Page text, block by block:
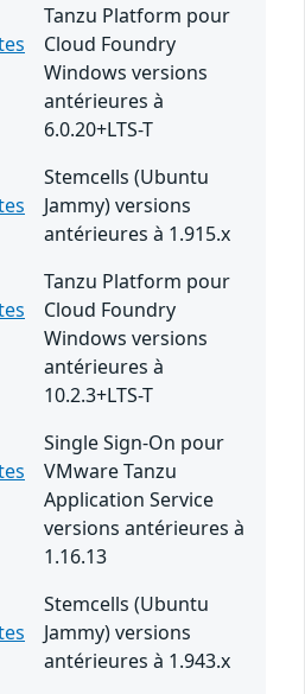
Tanzu Platform pour
Cloud Foundry
Windows versions
antérieures à
6.0.20+LTS-T
Stemcells (Ubuntu
Jammy) versions
antérieures à 1.915.x
Tanzu Platform pour
Cloud Foundry
Windows versions
antérieures à
10.2.3+LTS-T
Single Sign-On pour
VMware Tanzu
Application Service
versions antérieures à
1.16.13
Stemcells (Ubuntu
Jammy) versions
antérieures à 1.943.x